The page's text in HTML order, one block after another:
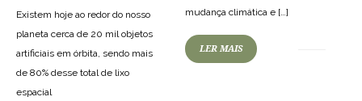
mudança climática e […]
LER MAIS
Existem hoje ao redor do nosso
planeta cerca de 20 mil objetos
artificiais em órbita, sendo mais
de 80% desse total de lixo
espacial